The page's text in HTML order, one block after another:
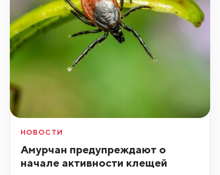
НОВОСТИ
Амурчан предупреждают о
начале активности клещей